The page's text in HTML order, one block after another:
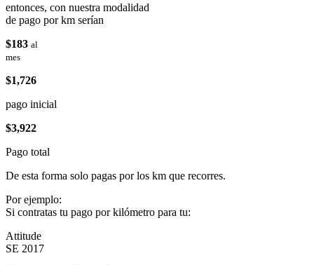
entonces, con nuestra modalidad
de pago por km serían
$183 al
mes
$1,726
pago inicial
$3,922
Pago total
De esta forma solo pagas por los km que recorres.
Por ejemplo:
Si contratas tu pago por kilómetro para tu:
Attitude
SE 2017